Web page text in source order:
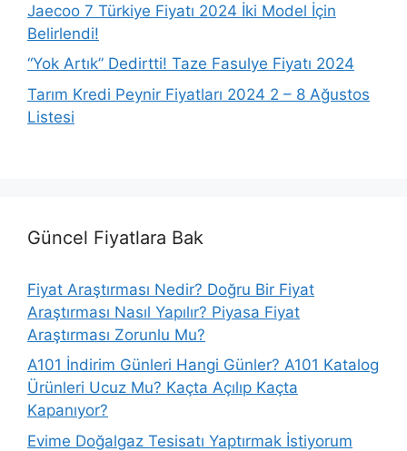
Jaecoo 7 Türkiye Fiyatı 2024 İki Model İçin
Belirlendi!
“Yok Artık” Dedirtti! Taze Fasulye Fiyatı 2024
Tarım Kredi Peynir Fiyatları 2024 2 – 8 Ağustos
Listesi
Güncel Fiyatlara Bak
Fiyat Araştırması Nedir? Doğru Bir Fiyat
Araştırması Nasıl Yapılır? Piyasa Fiyat
Araştırması Zorunlu Mu?
A101 İndirim Günleri Hangi Günler? A101 Katalog
Ürünleri Ucuz Mu? Kaçta Açılıp Kaçta
Kapanıyor?
Evime Doğalgaz Tesisatı Yaptırmak İstiyorum